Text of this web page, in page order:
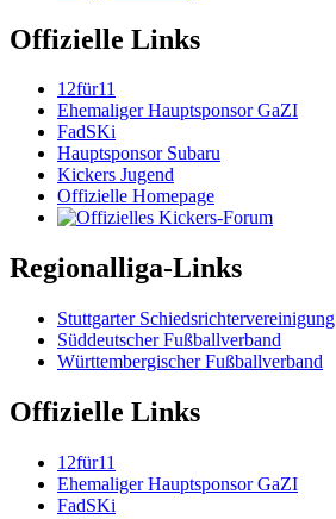
Offizielle Links
12für11
Ehemaliger Hauptsponsor GaZI
FadSKi
Hauptsponsor Subaru
Kickers Jugend
Offizielle Homepage
Regionalliga-Links
Stuttgarter Schiedsrichtervereinigung
Süddeutscher Fußballverband
Württembergischer Fußballverband
Offizielle Links
12für11
Ehemaliger Hauptsponsor GaZI
FadSKi